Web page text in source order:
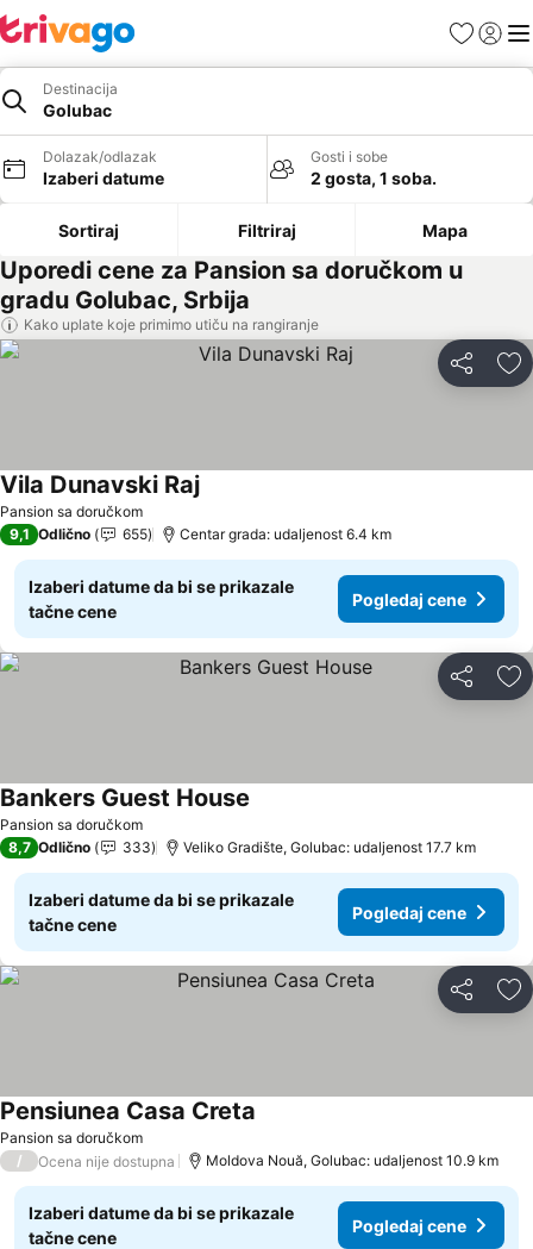
FavoritiPrijavi
Destinacija
Golubac
Dolazak/odlazak
Izaberi datume
Gosti i sobe
2 gosta, 1 soba.
Sortiraj Filtriraj Mapa
Uporedi cene za Pansion sa doručkom u
gradu Golubac, Srbija
Kako uplate koje primimo utiču na rangiranje
Deli
Pansion sa doručkom
Vila Dunavski Raj
9,1 Odlično 655 Centar grada: udaljenost 6.4 km
Izaberi datume da bi se prikazale
tačne cene
Pogledaj cene
Deli
Pansion sa doručkom
Bankers Guest House
8,7 Odlično 333 Veliko Gradište, Golubac: udaljenost 17.7 km
Izaberi datume da bi se prikazale
tačne cene
Pogledaj cene
Deli
Pansion sa doručkom
Pensiunea Casa Creta
/ Ocena nije dostupna Moldova Nouă, Golubac: udaljenost 10.9 km
Izaberi datume da bi se prikazale
tačne cene
Pogledaj cene